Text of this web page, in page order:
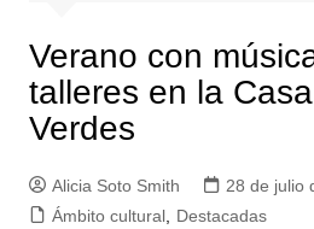
Verano con
talleres en la
Verdes
Alicia Soto Smith
28 de julio
Ámbito cultural, Destacadas